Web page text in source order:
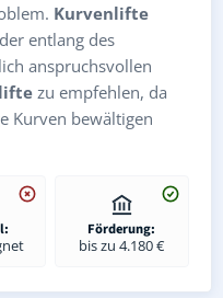
Kurvenlifte
entlang des
anspruchsvollen
zu empfehlen, da
Kurven bewältigen
Förderung:
bis zu 4.180 €